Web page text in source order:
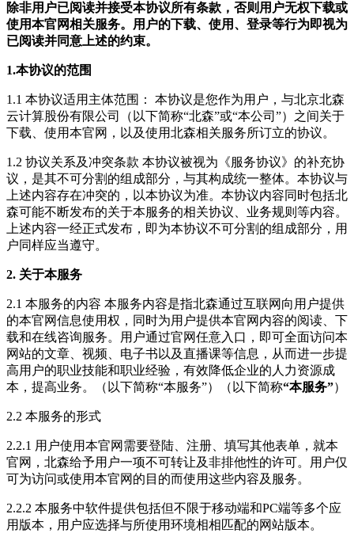
除非用户已阅读并接受本协议所有条款，否则用户无权下载或
使用本官网相关服务。用户的下载、使用、登录等行为即视为
已阅读并同意上述的约束。
1.本协议的范围
1.1 本协议适用主体范围： 本协议是您作为用户，与北京北森
云计算股份有限公司（以下简称“北森”或“本公司”）之间关于
下载、使用本官网，以及使用北森相关服务所订立的协议。
1.2 协议关系及冲突条款 本协议被视为《服务协议》的补充协
议，是其不可分割的组成部分，与其构成统一整体。本协议与
上述内容存在冲突的，以本协议为准。本协议内容同时包括北
森可能不断发布的关于本服务的相关协议、业务规则等内容。
上述内容一经正式发布，即为本协议不可分割的组成部分，用
户同样应当遵守。
2. 关于本服务
2.1 本服务的内容 本服务内容是指北森通过互联网向用户提供
的本官网信息使用权，同时为用户提供本官网内容的阅读、下
载和在线咨询服务。用户通过官网任意入口，即可全面访问本
网站的文章、视频、电子书以及直播课等信息，从而进一步提
高用户的职业技能和职业经验，有效降低企业的人力资源成
本，提高业务。（以下简称“本服务”）（以下简称“本服务”）
2.2 本服务的形式
2.2.1 用户使用本官网需要登陆、注册、填写其他表单，就本
官网，北森给予用户一项不可转让及非排他性的许可。用户仅
可为访问或使用本官网的目的而使用这些内容及服务。
2.2.2 本服务中软件提供包括但不限于移动端和PC端等多个应
用版本，用户应选择与所使用环境相相匹配的网站版本。